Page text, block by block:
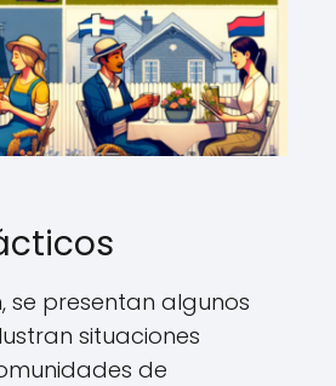
se presentan algunos
situaciones
de